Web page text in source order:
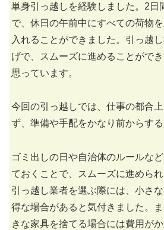
単身引っ越しを経験しました。2日
で、休日の午前中にすべての荷物
入れることができました。引っ越
げで、スムーズに進めることがで
思っています。
今回の引っ越しでは、仕事の都合
ず、準備や手配をかなり前からする
ゴミ出しの日や自治体のルールな
ておくことで、スムーズに進められ
引っ越し業者を選ぶ際には、小さ
得な場合があると気付きました。
きな家具を捨てる場合には費用が